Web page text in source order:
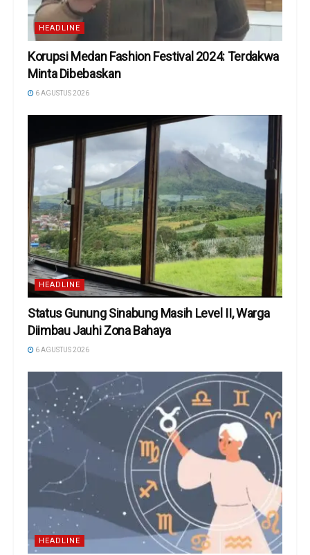
HEADLINE
Korupsi Medan Fashion Festival 2024: Terdakwa
Minta Dibebaskan
6 AGUSTUS 2026
HEADLINE
Status Gunung Sinabung Masih Level II, Warga
Diimbau Jauhi Zona Bahaya
6 AGUSTUS 2026
HEADLINE